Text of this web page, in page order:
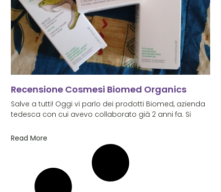
Recensione Cosmesi Biomed Organics
Salve a tutti! Oggi vi parlo dei prodotti Biomed, azienda
tedesca con cui avevo collaborato già 2 anni fa. Si
Read More